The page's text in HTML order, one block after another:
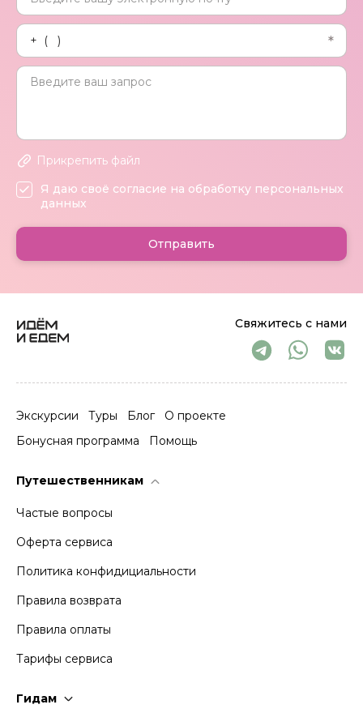
Свяжитесь с нами
Экскурсии Туры Блог
О проекте
Бонусная программа
Помощь
Путешественникам
Частые вопросы
Оферта сервиса
Политика конфидициальности
Правила возврата
Правила оплаты
Тарифы сервиса
Гидам
Прикрепить файл
Я даю своё согласие на обработку персональных
данных
Отправить